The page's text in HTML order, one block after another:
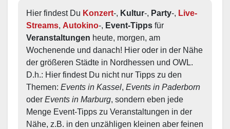
Hier findest Du Konzert-, Kultur-, Party-, Live-
Streams, Autokino-, Event-Tipps
Veranstaltungen heute, morgen, am
Wochenende und danach! Hier oder in der Nähe
der größeren Städte in Nordhessen und OWL.
D.h.: Hier findest Du nicht nur Tipps zu den
Themen: Events in Kassel, Events in Paderborn
oder Events in Marburg, sondern eben jede
Menge Event-Tipps zu Veranstaltungen in der
Nähe, z.B. in den unzähligen kleinen aber feinen